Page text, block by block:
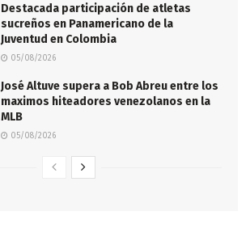
Destacada participación de atletas
sucreños en Panamericano de la
Juventud en Colombia
05/08/2026
José Altuve supera a Bob Abreu entre los
maximos hiteadores venezolanos en la
MLB
05/08/2026